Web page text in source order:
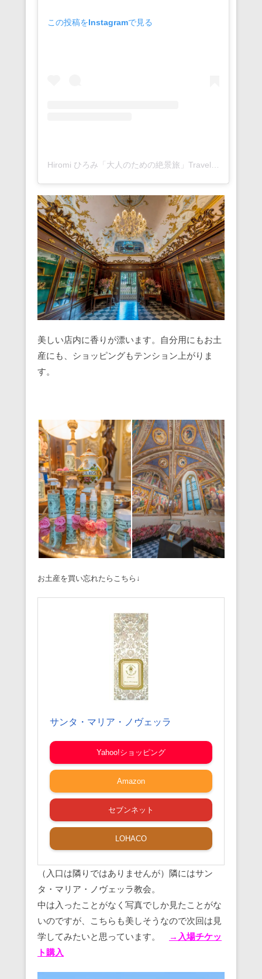
この投稿をInstagramで見る
Hiromi ひろみ「大人のための絶景旅」Travelphoto(@hiromitravel)がシェアした投稿
美しい店内に香りが漂います。自分用にもお土
産にも、ショッピングもテンション上がりま
す。
お土産を買い忘れたらこちら↓
サンタ・マリア・ノヴェッラ
Yahoo!ショッピング
Amazon
セブンネット
LOHACO
（入口は隣りではありませんが）隣にはサン
タ・マリア・ノヴェッラ教会。
中は入ったことがなく写真でしか見たことがな
いのですが、こちらも美しそうなので次回は見
学してみたいと思っています。
→入場チケッ
ト購入